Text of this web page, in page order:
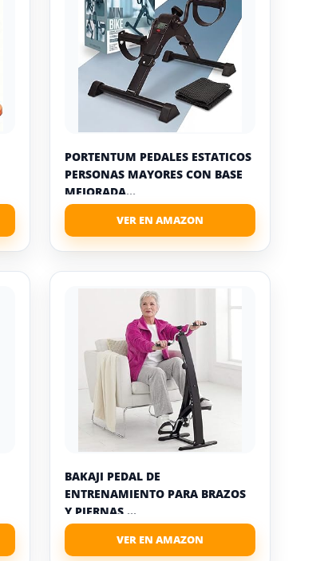
PORTENTUM PEDALES ESTATICOS
PERSONAS MAYORES CON BASE
MEJORADA...
BAKAJI PEDAL DE
ENTRENAMIENTO PARA BRAZOS
Y PIERNAS,...